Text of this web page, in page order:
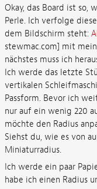
Okay, das Board ist so,
Perle. Ich verfolge
dem Bildschirm steht:
stewmac.com] mit
nächstes muss ich
Ich werde das letzte
vertikalen
Passform. Bevor ich
nur auf ein wenig 220
möchte den Radius
Siehst du, wie es von
Miniaturradius.
Ich werde ein paar
habe ich einen Radius